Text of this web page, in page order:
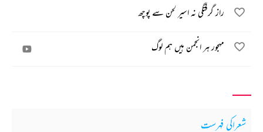
راز گرفتگی نہ اسیر لحن سے پوچھ
مہجور ہر انجمن ہیں ہم لوگ
شعراکی فہرست